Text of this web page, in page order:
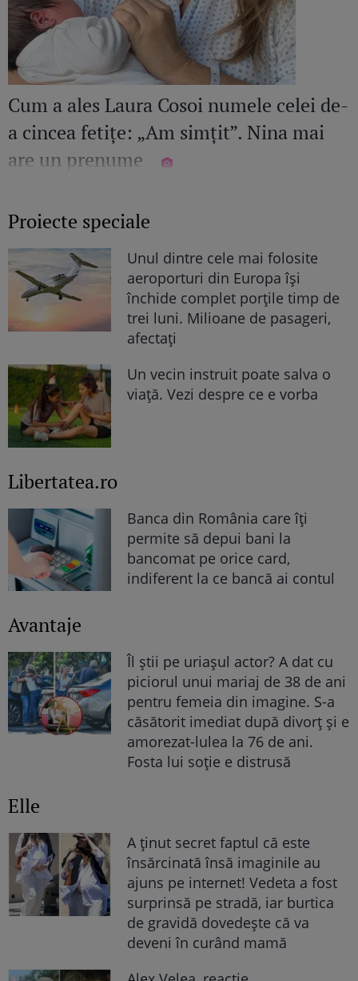
Cum a ales Laura Cosoi numele celei de-
a cincea fetițe: „Am simțit”. Nina mai
are un prenume
Proiecte speciale
Unul dintre cele mai folosite
aeroporturi din Europa își
închide complet porțile timp de
trei luni. Milioane de pasageri,
afectați
Un vecin instruit poate salva o
viață. Vezi despre ce e vorba
Libertatea.ro
Banca din România care îți
permite să depui bani la
bancomat pe orice card,
indiferent la ce bancă ai contul
Avantaje
Îl știi pe uriașul actor? A dat cu
piciorul unui mariaj de 38 de ani
pentru femeia din imagine. S-a
căsătorit imediat după divorț și e
amorezat-lulea la 76 de ani.
Fosta lui soție e distrusă
Elle
A ținut secret faptul că este
însărcinată însă imaginile au
ajuns pe internet! Vedeta a fost
surprinsă pe stradă, iar burtica
de gravidă dovedește că va
deveni în curând mamă